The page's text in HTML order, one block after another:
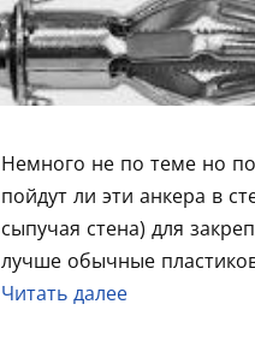
Немного не по теме но
пойдут ли эти анкера в
сыпучая стена) для
лучше обычные
Читать далее